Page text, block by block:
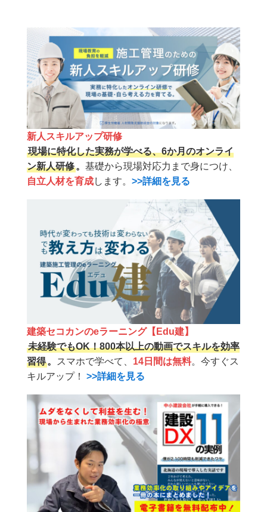
新人スキルアップ研修
現場に特化した実務が学べる、6か月のオンライ
ン新人研修。 基礎から現場対応力まで身につけ、
自立人材を育成します。 >>詳細を見る
建築セコカンのeラーニング【Edu建】
未経験でもOK！800本以上の動画でスキルを効率
習得。 スマホで学べて、 14日間は無料。今すぐス
キルアップ！ >>詳細を見る